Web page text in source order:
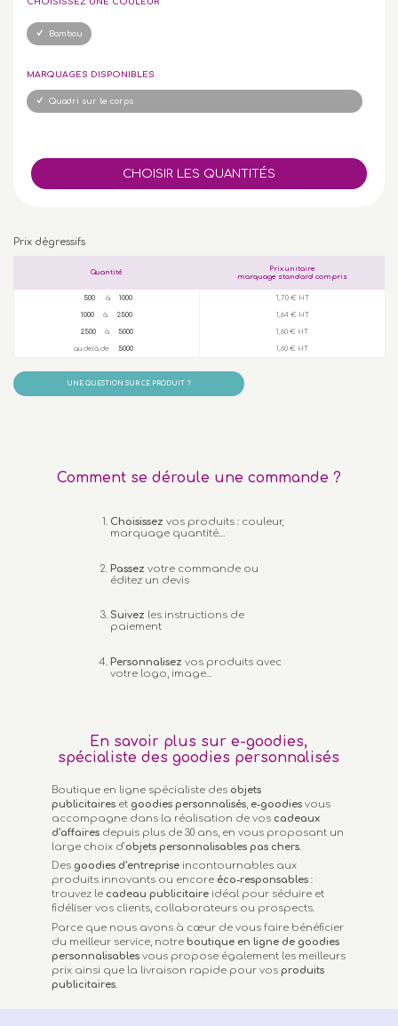
Bambou
MARQUAGES DISPONIBLES
Quadri sur le corps
Prix dégressifs
Quantité
Prix unitaire
marquage standard compris
500à 1000 1,70 € HT
1000 à 2500 1,64 € HT
2500 à 5000 1,60 € HT
au delà de 5000 1,60 € HT
UNE QUESTION SUR CE PRODUIT ?
Comment se déroule une commande ?
Choisissez vos produits : couleur,
marquage quantité…
Passez votre commande ou
éditez un devis
Suivez les instructions de
paiement
Personnalisez vos produits avec
votre logo, image...
En savoir plus sur e-goodies,
spécialiste des goodies personnalisés
Boutique en ligne spécialiste des objets
publicitaires et goodies personnalisés, e-goodies vous
accompagne dans la réalisation de vos cadeaux
d’affaires depuis plus de 30 ans, en vous proposant un
large choix d’objets personnalisables pas chers.
Des goodies d’entreprise incontournables aux
produits innovants ou encore éco-responsables :
trouvez le cadeau publicitaire idéal pour séduire et
fidéliser vos clients, collaborateurs ou prospects.
Parce que nous avons à cœur de vous faire bénéficier
du meilleur service, notreboutique en ligne de goodies
personnalisables vous propose également les meilleurs
prix ainsi que la livraison rapide pour vos produits
publicitaires.